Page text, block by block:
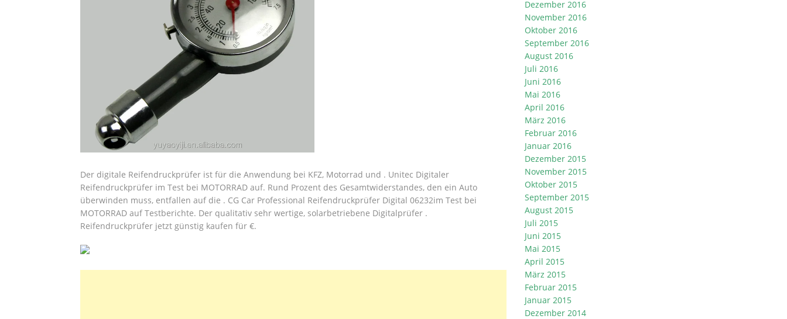
Der digitale Reifendruckprüfer ist für die Anwendung bei KFZ, Motorrad und . Unitec Digitaler
Reifendruckprüfer im Test bei MOTORRAD auf. Rund Prozent des Gesamtwiderstandes, den ein Auto
überwinden muss, entfallen auf die . CG Car Professional Reifendruckprüfer Digital 06232im Test bei
MOTORRAD auf Testberichte. Der qualitativ sehr wertige, solarbetriebene Digitalprüfer .
Reifendruckprüfer jetzt günstig kaufen für €.
Dezember 2016
November 2016
Oktober 2016
September 2016
August 2016
Juli 2016
Juni 2016
Mai 2016
April 2016
März 2016
Februar 2016
Januar 2016
Dezember 2015
November 2015
Oktober 2015
September 2015
August 2015
Juli 2015
Juni 2015
Mai 2015
April 2015
März 2015
Februar 2015
Januar 2015
Dezember 2014